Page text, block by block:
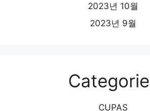
2023년 10월
2023년 9월
CUPAS